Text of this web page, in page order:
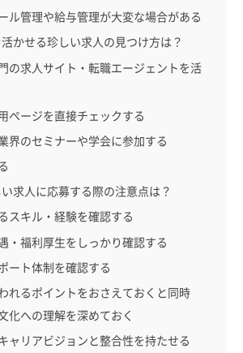
ル管理や給与管理が大変な場合がある
かせる珍しい求人の見つけ方は？
の求人サイト・転職エージェントを活
ページを直接チェックする
界のセミナーや学会に参加する
求人に応募する際の注意点は？
スキル・経験を確認する
・福利厚生をしっかり確認する
ート体制を確認する
れるポイントをおさえておくと同時
化への理解を深めておく
ャリアビジョンと整合性を持たせる